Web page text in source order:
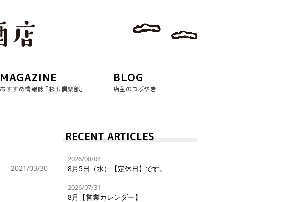
MAGAZINE
おすすめ情報誌 ｢杉玉倶楽部｣
BLOG
店主のつぶやき
2021/03/30
RECENT ARTICLES
2026/08/04
8月5日（水）【定休日】です。
2026/07/31
8月【営業カレンダー】